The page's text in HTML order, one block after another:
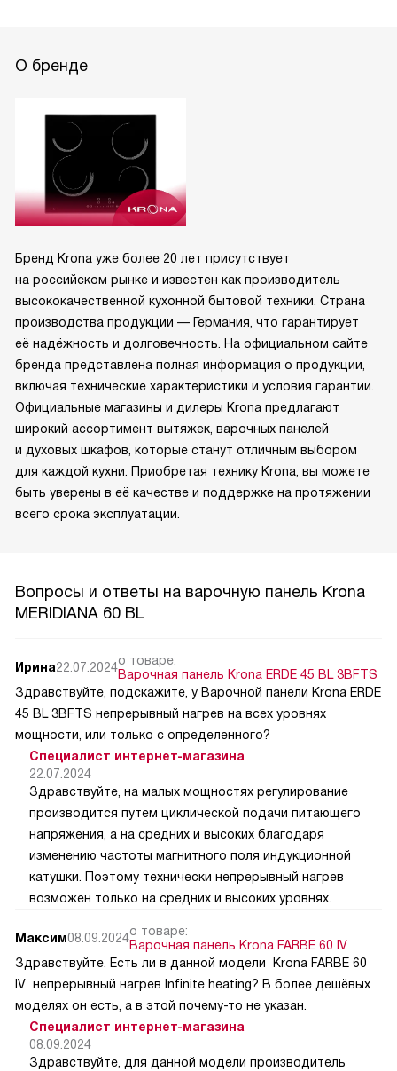
О бренде
Бренд Krona уже более 20 лет присутствует
на российском рынке и известен как производитель
высококачественной кухонной бытовой техники. Страна
производства продукции — Германия, что гарантирует
её надёжность и долговечность. На официальном сайте
бренда представлена полная информация о продукции,
включая технические характеристики и условия гарантии.
Официальные магазины и дилеры Krona предлагают
широкий ассортимент вытяжек, варочных панелей
и духовых шкафов, которые станут отличным выбором
для каждой кухни. Приобретая технику Krona, вы можете
быть уверены в её качестве и поддержке на протяжении
всего срока эксплуатации.
Вопросы и ответы на варочную панель Krona
MERIDIANA 60 BL
Ирина22.07.2024о товаре:
Варочная панель Krona ERDE 45 BL 3BFTS
Здравствуйте, подскажите, у Варочной панели Krona ERDE
45 BL 3BFTS непрерывный нагрев на всех уровнях
мощности, или только с определенного?
Специалист интернет-магазина
22.07.2024
Здравствуйте, на малых мощностях регулирование
производится путем циклической подачи питающего
напряжения, а на средних и высоких благодаря
изменению частоты магнитного поля индукционной
катушки. Поэтому технически непрерывный нагрев
возможен только на средних и высоких уровнях.
Максим08.09.2024о товаре:
Варочная панель Krona FARBE 60 IV
Здравствуйте. Есть ли в данной модели Krona FARBE 60
IV непрерывный нагрев Infinite heating? В более дешёвых
моделях он есть, а в этой почему-то не указан.
Специалист интернет-магазина
08.09.2024
Здравствуйте, для данной модели производитель